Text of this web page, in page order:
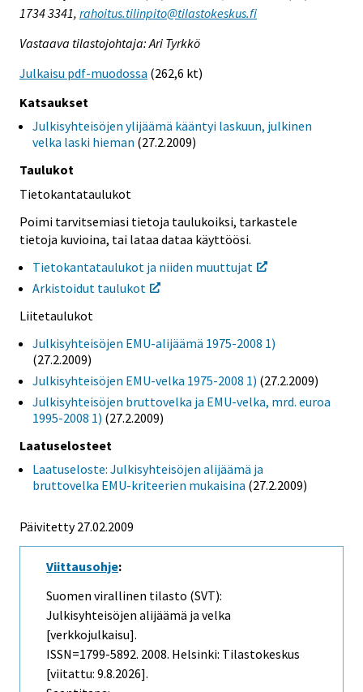
1734 3341, rahoitus.tilinpito@tilastokeskus.fi
Vastaava tilastojohtaja: Ari Tyrkkö
Julkaisu pdf-muodossa (262,6 kt)
Katsaukset
Julkisyhteisöjen ylijäämä kääntyi laskuun, julkinen
velka laski hieman (27.2.2009)
Taulukot
Tietokantataulukot
Poimi tarvitsemiasi tietoja taulukoiksi, tarkastele
tietoja kuvioina, tai lataa dataa käyttöösi.
Tietokantataulukot ja niiden muuttujat
Arkistoidut taulukot
Liitetaulukot
Julkisyhteisöjen EMU-alijäämä 1975-2008 1)
(27.2.2009)
Julkisyhteisöjen EMU-velka 1975-2008 1) (27.2.2009)
Julkisyhteisöjen bruttovelka ja EMU-velka, mrd. euroa
1995-2008 1) (27.2.2009)
Laatuselosteet
Laatuseloste: Julkisyhteisöjen alijäämä ja
bruttovelka EMU-kriteerien mukaisina (27.2.2009)
Päivitetty 27.02.2009
Viittausohje:
Suomen virallinen tilasto (SVT):
Julkisyhteisöjen alijäämä ja velka
[verkkojulkaisu].
ISSN=1799-5892. 2008. Helsinki: Tilastokeskus
[viitattu: 9.8.2026].